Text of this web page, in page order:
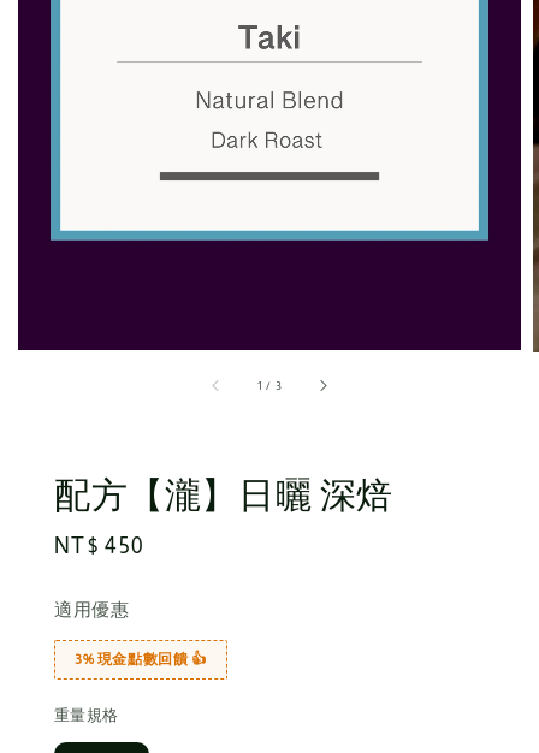
1 / 3
配方【瀧】日曬 深焙
Regular
NT$ 450
適用優惠
3% 現金點數回饋 👍
重量規格